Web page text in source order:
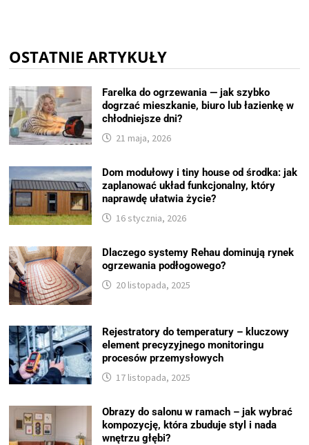
OSTATNIE ARTYKUŁY
Farelka do ogrzewania — jak szybko
dogrzać mieszkanie, biuro lub łazienkę w
chłodniejsze dni?
21 maja, 2026
Dom modułowy i tiny house od środka: jak
zaplanować układ funkcjonalny, który
naprawdę ułatwia życie?
16 stycznia, 2026
Dlaczego systemy Rehau dominują rynek
ogrzewania podłogowego?
20 listopada, 2025
Rejestratory do temperatury – kluczowy
element precyzyjnego monitoringu
procesów przemysłowych
17 listopada, 2025
Obrazy do salonu w ramach – jak wybrać
kompozycję, która zbuduje styl i nada
wnętrzu głębi?